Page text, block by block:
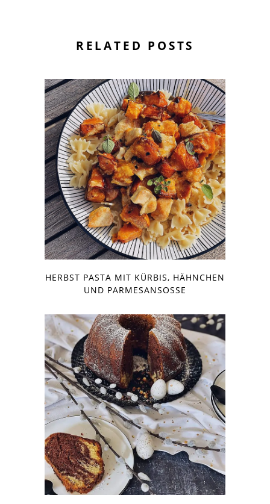
RELATED POSTS
HERBST PASTA MIT KÜRBIS, HÄHNCHEN
UND PARMESANSOSSE